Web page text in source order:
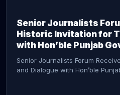
Senior Journalists
Historic Invitation for
with Hon’ble Punjab
Senior Journalists Forum
and Dialogue with Hon’ble